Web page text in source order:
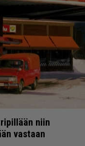
niin
vastaan